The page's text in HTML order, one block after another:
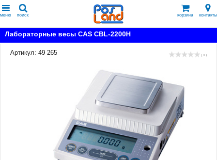
меню поиск корзина контакты
Лабораторные весы CAS CBL-2200H
Артикул: 49 265 ( 0 )